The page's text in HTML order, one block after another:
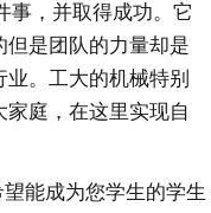
事，并取得成功。它
是团队的力量却是
。工大的机械特别
庭，在这里实现自
望能成为您学生的学生